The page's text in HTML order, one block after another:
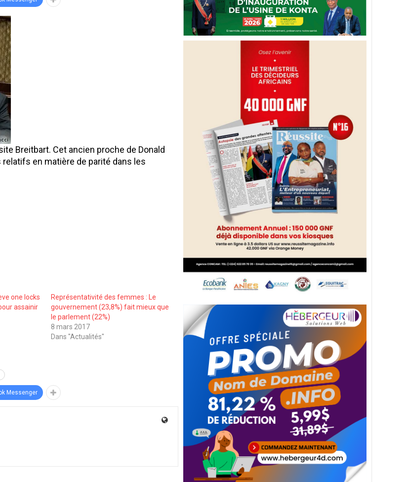
Breitbart. Cet ancien proche de Donald
en matière de parité dans les
one locks
assainir
Représentativité des femmes : Le
gouvernement (23,8%) fait mieux que
le parlement (22%)
8 mars 2017
Dans "Actualités"
Messenger